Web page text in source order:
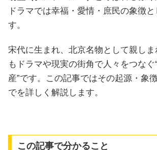
ドラマでは幸福・愛情・庶民の象徴
す。
宋代に生まれ、北京名物として親し
もドラマや現実の街角で人々をつなぐ
産”です。この記事ではその起源・象
でを詳しく解説します。
この記事で分かること